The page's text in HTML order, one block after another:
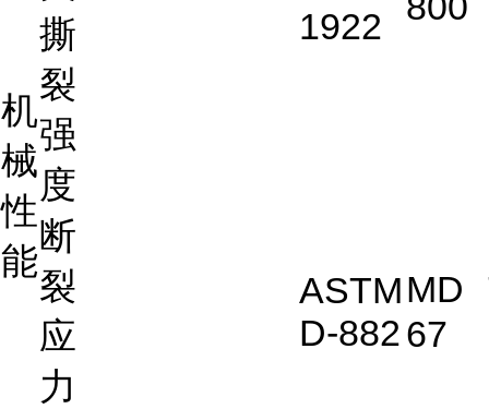
机
械
性
能
撕
裂
强
度
1922
断
裂
应
力
ASTM
D-882
MD
67